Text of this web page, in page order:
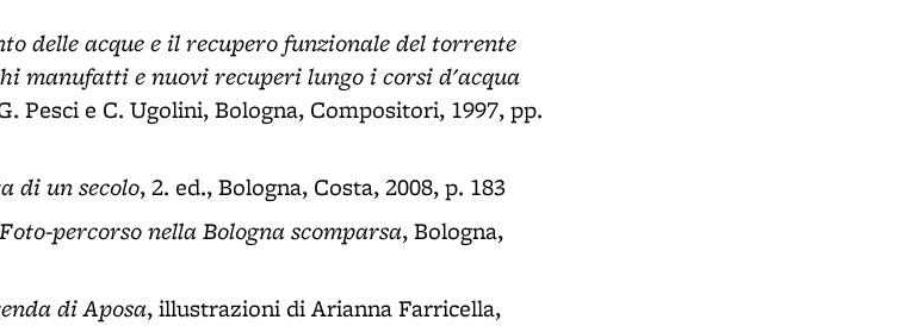
delle acque e il recupero funzionale del torrente
manufatti e nuovi recuperi lungo i corsi d'acqua
Pesci e C. Ugolini, Bologna, Compositori, 1997, pp.
di un secolo, 2. ed., Bologna, Costa, 2008, p. 183
percorso nella Bologna scomparsa, Bologna,
di Aposa, illustrazioni di Arianna Farricella,